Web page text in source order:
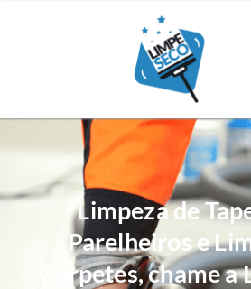
Limpeza de
Parelheiros e
Carpetes, chame a